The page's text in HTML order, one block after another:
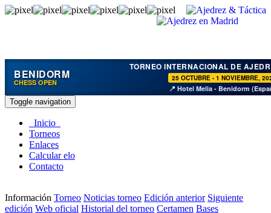
BENIDORM
CHESS OPEN
TORNEO INTERNACIONAL DE
25 OCTUBRE - 1 NOVIEMBRE,
📍 Hotel Melia - Benidorm
Toggle navigation
Inicio
Torneos
Enlaces
Calcular elo
Contacto
Información Torneo Noticias torneo Edición anterior Siguiente
edición Web oficial Historial del torneo Certamen Bases